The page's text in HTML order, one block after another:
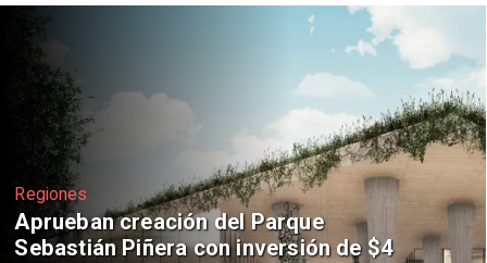
Deportes
Claudio Bravo baja la euforia sobre
fichaje de Vozinha